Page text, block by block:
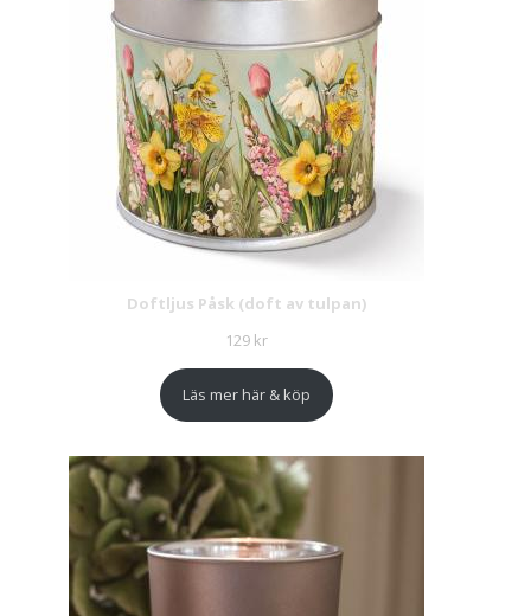
Doftljus Påsk (doft av tulpan)
129 kr
Läs mer här & köp